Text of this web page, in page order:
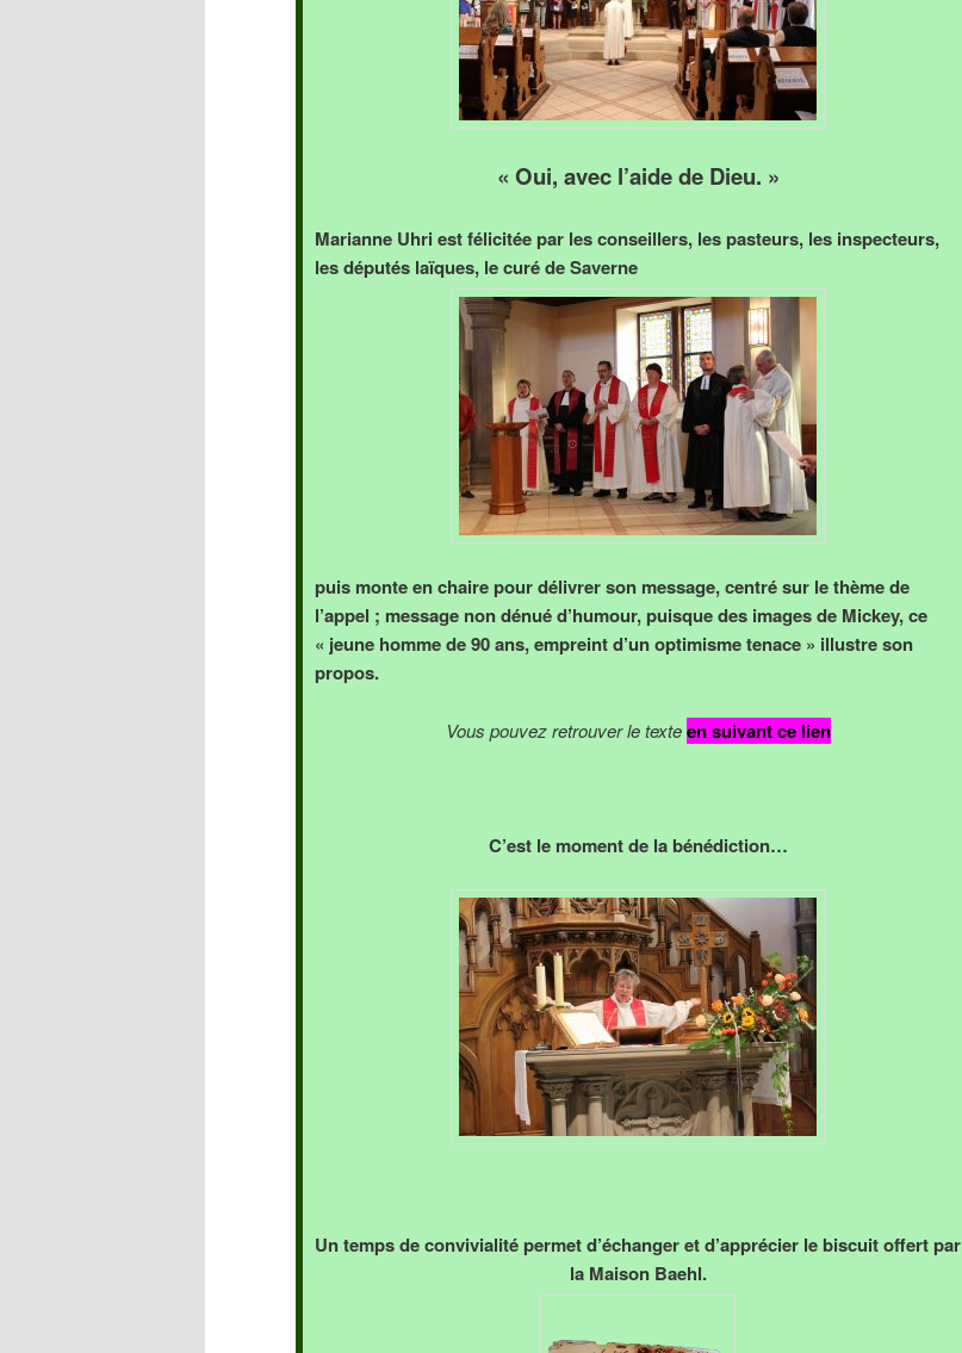
« Oui, avec l’aide de Dieu. »
Marianne Uhri est félicitée par les conseillers, les pasteurs, les inspecteurs,
les députés laïques, le curé de Saverne
puis monte en chaire pour délivrer son message, centré sur le thème de
l’appel ; message non dénué d’humour, puisque des images de Mickey, ce
« jeune homme de 90 ans, empreint d’un optimisme tenace » illustre son
propos.
Vous pouvez retrouver le texteen suivant ce lien
C’est le moment de la bénédiction…
Un temps de convivialité permet d’échanger et d’apprécier le biscuit offert par
la Maison Baehl.